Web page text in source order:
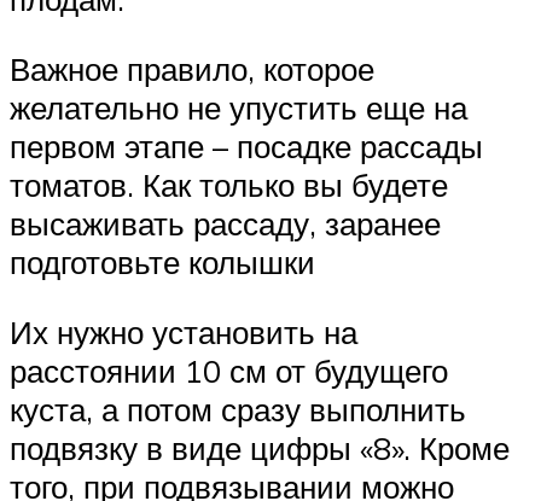
Важное правило, которое
желательно не упустить еще на
первом этапе – посадке рассады
томатов. Как только вы будете
высаживать рассаду, заранее
подготовьте колышки
Их нужно установить на
расстоянии 10 см от будущего
куста, а потом сразу выполнить
подвязку в виде цифры «8». Кроме
того, при подвязывании можно